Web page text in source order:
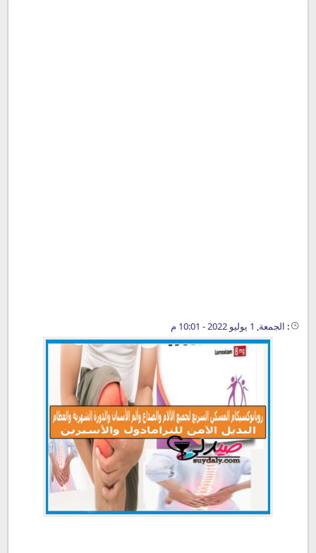
: الجمعة, 1 يوليو 2022 - 10:01 م